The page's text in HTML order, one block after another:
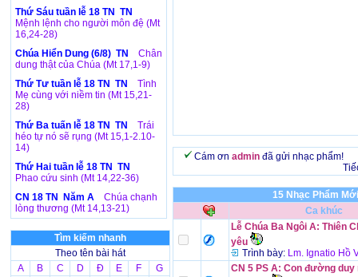
Thứ Sáu tuần lễ 18 TN TN
Mệnh lệnh cho người môn đệ (Mt
16,24-28)
Chúa Hiển Dung (6/8) TN
Chân
dung thật của Chúa (Mt 17,1-9)
Thứ Tư tuần lễ 18 TN TN
Tình
Mẹ cùng với niềm tin (Mt 15,21-
28)
Thứ Ba tuấn lễ 18 TN TN
Trái
héo tự nó sẽ rụng (Mt 15,1-2.10-
14)
Thứ Hai tuần lễ 18 TN TN
Phao cứu sinh (Mt 14,22-36)
CN 18 TN Năm A
Chúa chạnh
lòng thương (Mt 14,13-21)
Tìm kiếm nhanh
Theo tên bài hát
A
B C D Đ E F
G
Cám ơn admin đã gửi nhạc phẩm!
15 Nhạc Phẩm
Ca khúc
Lễ Chúa Ba Ngôi A: Thiên
yêu
Trình bày: Lm. Ignatio Hồ
CN 5 PS A: Con đường duy